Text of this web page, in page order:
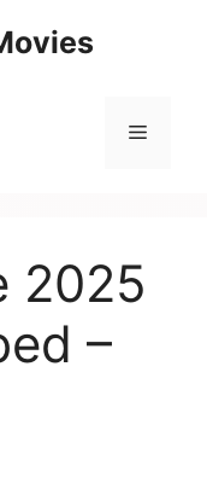
Menu
2025
–